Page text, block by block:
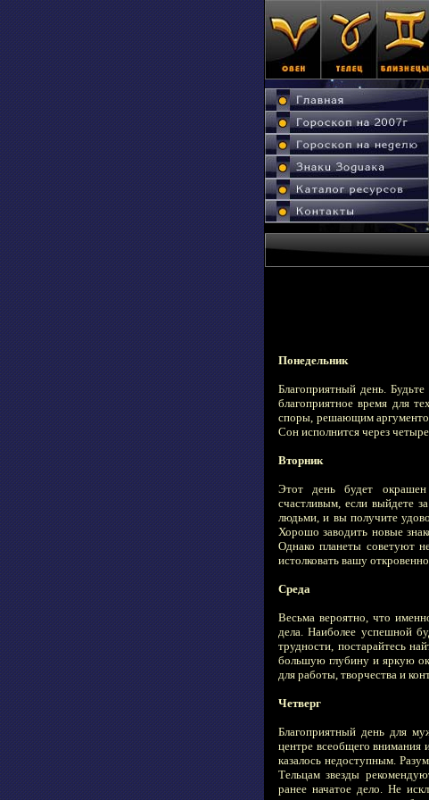
Понедельник
Благоприятный день.
благоприятное время для
споры, решающим
Сон исполнится через
Вторник
Этот день будет
счастливым, если выйдете
людьми, и вы получите
Хорошо заводить новые
Однако планеты советуют
истолковать вашу
Среда
Весьма вероятно, что
дела. Наиболее успешной
трудности, постарайтесь
большую глубину и яркую
для работы, творчества и
Четверг
Благоприятный день для
центре всеобщего внимания
казалось недоступным.
Тельцам звезды
ранее начатое дело. Не